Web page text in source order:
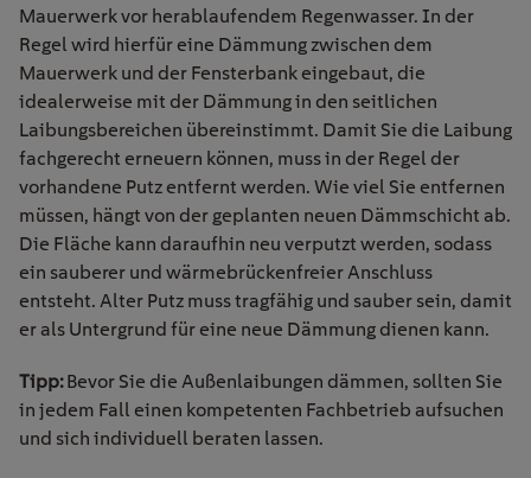
Mauerwerk vor herablaufendem Regenwasser. In der
Regel wird hierfür eine Dämmung zwischen dem
Mauerwerk und der Fensterbank eingebaut, die
idealerweise mit der Dämmung in den seitlichen
Laibungsbereichen übereinstimmt. Damit Sie die Laibung
fachgerecht erneuern können, muss in der Regel der
vorhandene Putz entfernt werden. Wie viel Sie entfernen
müssen, hängt von der geplanten neuen Dämmschicht ab.
Die Fläche kann daraufhin neu verputzt werden, sodass
ein sauberer und wärmebrückenfreier Anschluss
entsteht. Alter Putz muss tragfähig und sauber sein, damit
er als Untergrund für eine neue Dämmung dienen kann.
Tipp:Bevor Sie die Außenlaibungen dämmen, sollten Sie
in jedem Fall einen kompetenten Fachbetrieb aufsuchen
und sich individuell beraten lassen.